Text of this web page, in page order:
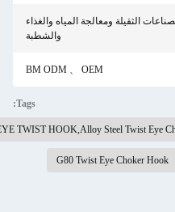
ومعالجة المياه والغذاء
والشطبة
BM ODM 、 OEM
SLR EYE TWIST HOOK,Alloy Steel
G80 Twist Eye